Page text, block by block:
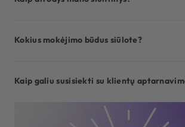
Kokius mokėjimo būdus siūlote?
Kaip galiu susisiekti su klientų